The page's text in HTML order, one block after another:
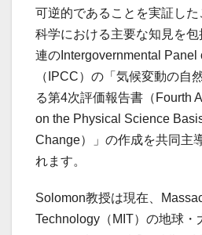
可逆的であることを実証し
科学における主要な知見を
連のIntergovernmental
（IPCC）の「気候変動の自
る第4次評価報告書（Fourth
on the Physical Science
Change）」の作成を共同主
れます。
Solomon教授は現在、
Technology（MIT）の地球・